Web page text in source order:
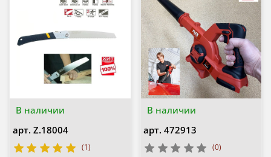
В наличии
арт. Z.18004
(1)
В наличии
арт. 472913
(0)